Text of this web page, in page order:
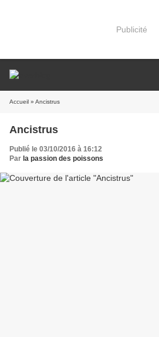
Publicité
Accueil » Ancistrus
Ancistrus
Publié le 03/10/2016 à 16:12
Par la passion des poissons